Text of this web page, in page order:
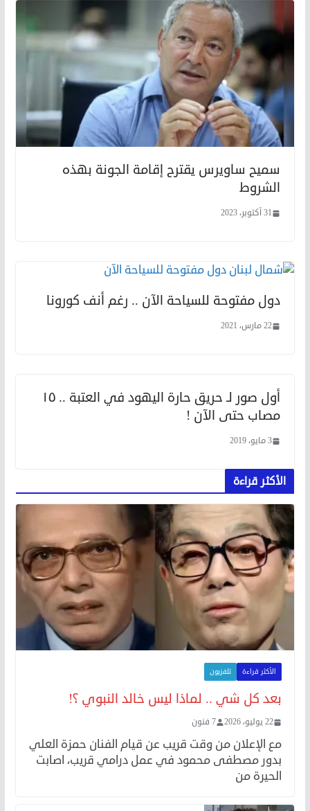
سميح ساويرس يقترح إقامة الجونة بهذه
الشروط
31 أكتوبر، 2023
دول مفتوحة للسياحة الآن .. رغم أنف كورونا
22 مارس، 2021
أول صور لـ حريق حارة اليهود في العتبة .. ١٥
مصاب حتى الآن !
3 مايو، 2019
الأكثر قراءة
الأكثر قراءة تلفزيون
بعد كل شي .. لماذا ليس خالد النبوي ؟!
22 يوليو، 2026 7 فنون
مع الإعلان من وقت قريب عن قيام الفنان حمزة العلي
بدور مصطفى محمود في عمل درامي قريب، اصابت
الحيرة من